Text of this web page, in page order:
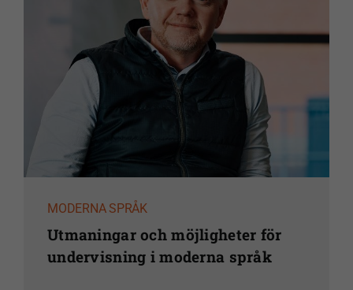
MODERNA SPRÅK
Utmaningar och möjligheter för
undervisning i moderna språk